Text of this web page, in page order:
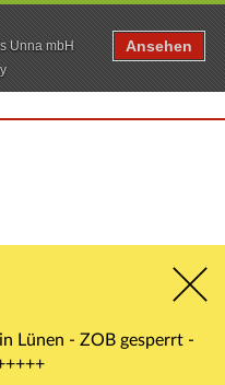
Lünen - ZOB gesperrt -
Unna mbH
Ansehen